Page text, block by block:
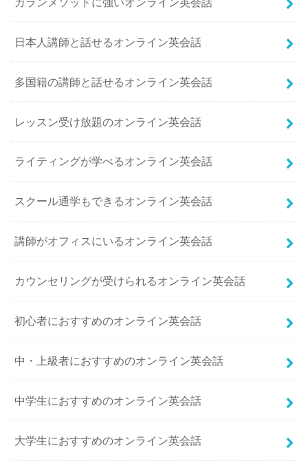
日本人講師と話せるオンライン英会話
多国籍の講師と話せるオンライン英会話
レッスン受け放題のオンライン英会話
ライティングが学べるオンライン英会話
スクール通学もできるオンライン英会話
講師がオフィスにいるオンライン英会話
カウンセリングが受けられるオンライン英会話
初心者におすすめのオンライン英会話
中・上級者におすすめのオンライン英会話
中学生におすすめのオンライン英会話
大学生におすすめのオンライン英会話